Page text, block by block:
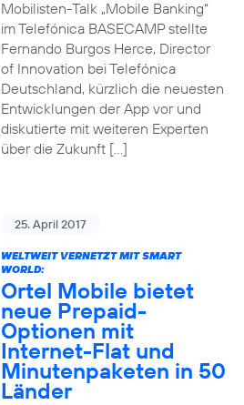
Mobilisten-Talk „Mobile Banking“
im Telefónica BASECAMP stellte
Fernando Burgos Herce, Director
of Innovation bei Telefónica
Deutschland, kürzlich die neuesten
Entwicklungen der App vor und
diskutierte mit weiteren Experten
über die Zukunft […]
25. April 2017
WELTWEIT VERNETZT MIT SMART
WORLD:
Ortel Mobile bietet
neue Prepaid-
Optionen mit
Internet-Flat und
Minutenpaketen in 50
Länder